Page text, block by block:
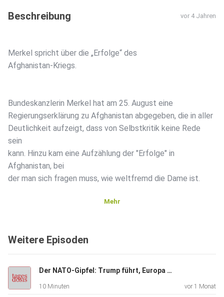
Beschreibung vor 4 Jahren
Merkel spricht über die „Erfolge“ des
Afghanistan-Kriegs.
Bundeskanzlerin Merkel hat am 25. August eine
Regierungserklärung zu Afghanistan abgegeben, die in aller
Deutlichkeit aufzeigt, dass von Selbstkritik keine Rede
sein
kann. Hinzu kam eine Aufzählung der "Erfolge" in
Afghanistan, bei
der man sich fragen muss, wie weltfremd die Dame ist.
Genehmigung
der Rettungsaktion der Bundeswehr in Afghanistan
abgestimmt. Die
Mehr
Weitere Episoden
Der NATO-Gipfel: Trump führt, Europa folgt | Von Rainer Rupp
10 Minuten vor 1 Monat